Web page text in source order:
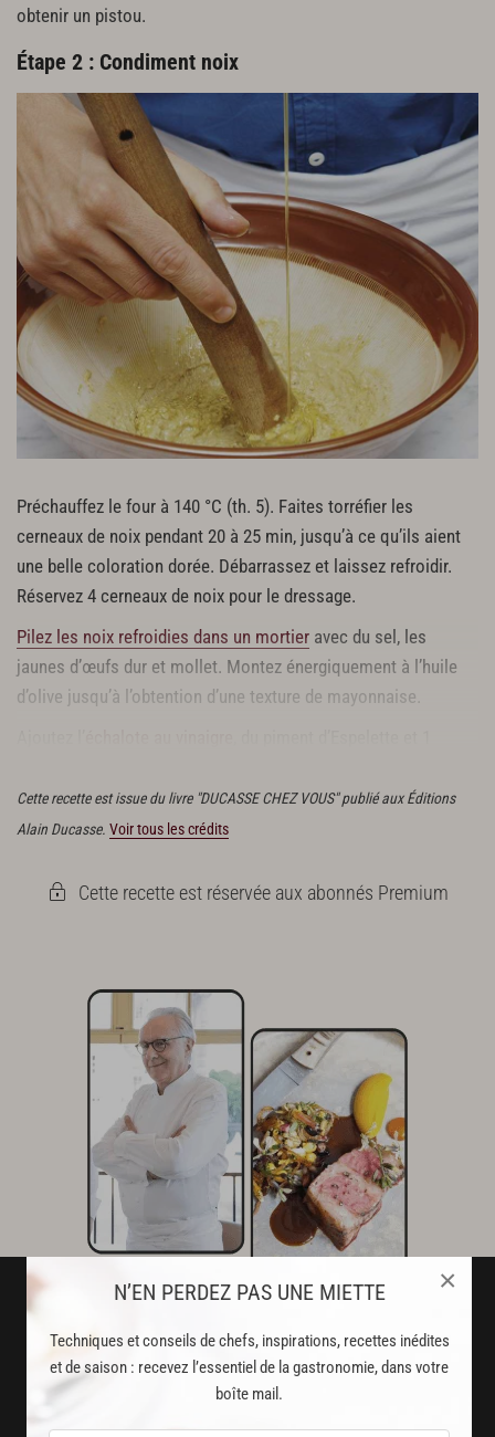
N’EN PERDEZ PAS UNE MIETTE
Techniques et conseils de chefs, inspirations, recettes inédites
et de saison : recevez l’essentiel de la gastronomie, dans votre
boîte mail.
×
obtenir un pistou.
Étape 2 : Condiment noix
Préchauffez le four à 140 °C (th. 5). Faites torréfier les
cerneaux de noix pendant 20 à 25 min, jusqu’à ce qu’ils aient
une belle coloration dorée. Débarrassez et laissez refroidir.
Réservez 4 cerneaux de noix pour le dressage.
Pilez les noix refroidies dans un mortier avec du sel, les
jaunes d’œufs dur et mollet. Montez énergiquement à l’huile
d’olive jusqu’à l’obtention d’une texture de mayonnaise.
Cette recette est issue du livre "DUCASSE CHEZ VOUS" publié aux Éditions
Alain Ducasse. Voir tous les crédits
Cette recette est réservée aux abonnés Premium